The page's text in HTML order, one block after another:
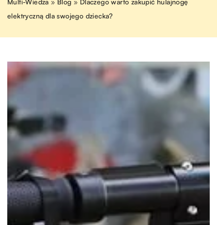
Multi-Wiedza » Blog » Dlaczego warto zakupić hulajnogę
elektryczną dla swojego dziecka?